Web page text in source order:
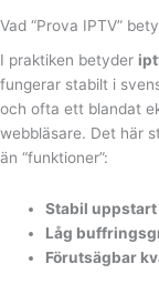
Vad “Prova IPTV”
I praktiken betyder
fungerar stabilt i
och ofta ett blandat
webbläsare. Det här
än “funktioner”:
Stabil uppstart
Låg
Förutsägbar